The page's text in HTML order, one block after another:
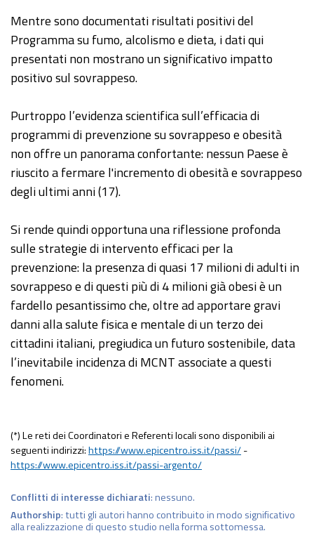
Mentre sono documentati risultati positivi del
Programma su fumo, alcolismo e dieta, i dati qui
presentati non mostrano un significativo impatto
positivo sul sovrappeso.
Purtroppo l’evidenza scientifica sull’efficacia di
programmi di prevenzione su sovrappeso e obesità
non offre un panorama confortante: nessun Paese è
riuscito a fermare l'incremento di obesità e sovrappeso
degli ultimi anni (17).
Si rende quindi opportuna una riflessione profonda
sulle strategie di intervento efficaci per la
prevenzione: la presenza di quasi 17 milioni di adulti in
sovrappeso e di questi più di 4 milioni già obesi è un
fardello pesantissimo che, oltre ad apportare gravi
danni alla salute fisica e mentale di un terzo dei
cittadini italiani, pregiudica un futuro sostenibile, data
l’inevitabile incidenza di MCNT associate a questi
fenomeni.
(*) Le reti dei Coordinatori e Referenti locali sono disponibili ai
seguenti indirizzi:https://www.epicentro.iss.it/passi/-
https://www.epicentro.iss.it/passi-argento/
Conflitti di interesse dichiarati: nessuno.
Authorship: tutti gli autori hanno contribuito in modo significativo
alla realizzazione di questo studio nella forma sottomessa.